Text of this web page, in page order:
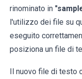
rinominato in
l'utilizzo dei file su
eseguito
posiziona un file di
Il nuovo file di testo